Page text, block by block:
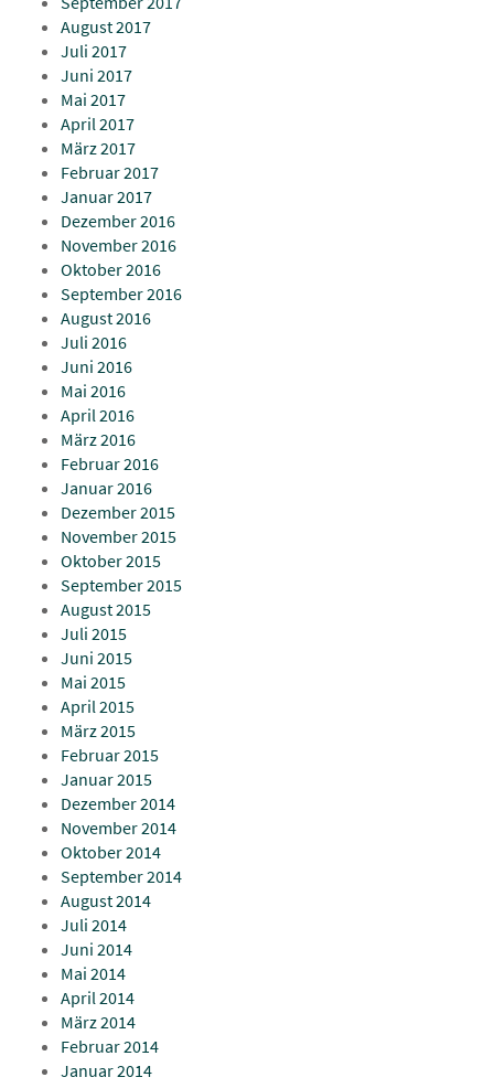
August 2017
Juli 2017
Juni 2017
Mai 2017
April 2017
März 2017
Februar 2017
Januar 2017
Dezember 2016
November 2016
Oktober 2016
September 2016
August 2016
Juli 2016
Juni 2016
Mai 2016
April 2016
März 2016
Februar 2016
Januar 2016
Dezember 2015
November 2015
Oktober 2015
September 2015
August 2015
Juli 2015
Juni 2015
Mai 2015
April 2015
März 2015
Februar 2015
Januar 2015
Dezember 2014
November 2014
Oktober 2014
September 2014
August 2014
Juli 2014
Juni 2014
Mai 2014
April 2014
März 2014
Februar 2014
Januar 2014